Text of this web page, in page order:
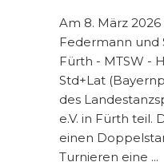
Am 8. März
Federmann und
Fürth - MTSW -
Std+Lat
des
e.V. in Fürth teil.
einen
Turnieren eine